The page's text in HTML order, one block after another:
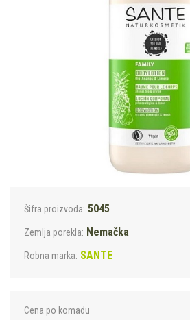
Šifra proizvoda: 5045
Zemlja porekla: Nemačka
Robna marka: SANTE
Cena po komadu